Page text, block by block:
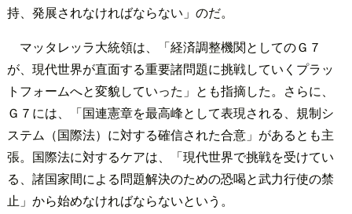
持、発展されなければならない」のだ。
マッタレッラ大統領は、「経済調整機関としてのＧ７
が、現代世界が直面する重要諸問題に挑戦していくプラッ
トフォームへと変貌していった」とも指摘した。さらに、
Ｇ７には、「国連憲章を最高峰として表現される、規制シ
ステム（国際法）に対する確信された合意」があるとも主
張。国際法に対するケアは、「現代世界で挑戦を受けてい
る、諸国家間による問題解決のための恐喝と武力行使の禁
止」から始めなければならないという。